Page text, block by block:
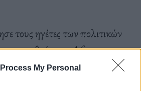
My Personal
τους ηγέτες των πολιτικών
στο Afton της
όπου με τους κατοίκους πήραν
Η χωματερή έγινε έτσι και